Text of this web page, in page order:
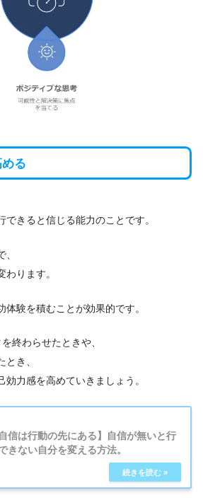
る
できると信じる能力のことです。
ります。
験を積むことが効果的です。
終わらせたときや、
き、
効力感を高めていきましょう。
自信は行動の先にある】自信が無いと行
きない自分を変える方法。